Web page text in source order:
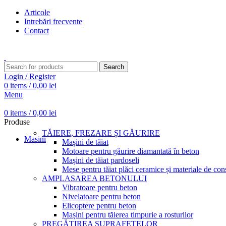
Articole
Intrebări frecvente
Contact
Search
Login / Register
0 items / 0,00 lei
Menu
0 items / 0,00 lei
Produse
Masini
TĂIERE, FREZARE ȘI GĂURIRE
Mașini de tăiat
Motoare pentru găurire diamantată în beton
Mașini de tăiat pardoseli
Mese pentru tăiat plăci ceramice și materiale de
AMPLASAREA BETONULUI
Vibratoare pentru beton
Nivelatoare pentru beton
Elicoptere pentru beton
Mașini pentru tăierea timpurie a rosturilor
PREGĂTIREA SUPRAFEȚELOR